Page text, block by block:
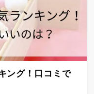
ング！口コミで